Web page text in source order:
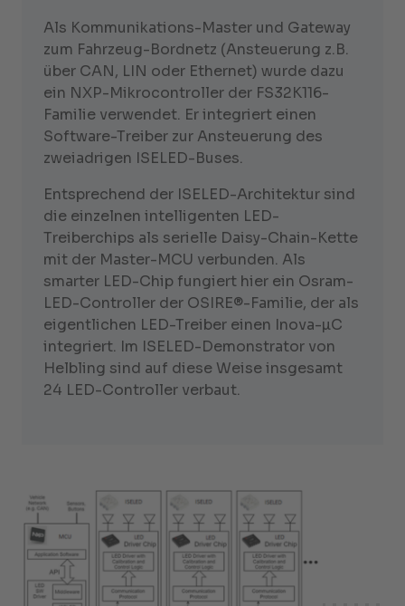
Als Kommunikations-Master und Gateway
zum Fahrzeug-Bordnetz (Ansteuerung z.B.
über CAN, LIN oder Ethernet) wurde dazu
ein NXP-Mikrocontroller der FS32K116-
Familie verwendet. Er integriert einen
Software-Treiber zur Ansteuerung des
zweiadrigen ISELED-Buses.
Entsprechend der ISELED-Architektur sind
die einzelnen intelligenten LED-
Treiberchips als serielle Daisy-Chain-Kette
mit der Master-MCU verbunden. Als
smarter LED-Chip fungiert hier ein Osram-
LED-Controller der OSIRE®-Familie, der als
eigentlichen LED-Treiber einen Inova-µC
integriert. Im ISELED-Demonstrator von
Helbling sind auf diese Weise insgesamt
24 LED-Controller verbaut.